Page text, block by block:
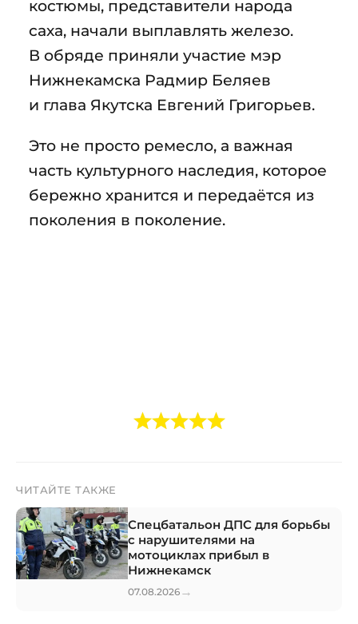
костюмы, представители народа
саха, начали выплавлять железо.
В обряде приняли участие мэр
Нижнекамска Радмир Беляев
и глава Якутска Евгений Григорьев.
Это не просто ремесло, а важная
часть культурного наследия, которое
бережно хранится и передаётся из
поколения в поколение.
ЧИТАЙТЕ ТАКЖЕ
Спецбатальон ДПС для борьбы
с нарушителями на
мотоциклах прибыл в
Нижнекамск
07.08.2026 →